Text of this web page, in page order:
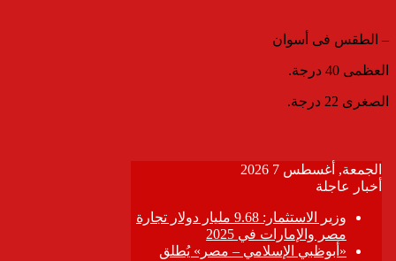
– الطقس فى أسوان
العظمى 40 درجة.
الصغرى 22 درجة.